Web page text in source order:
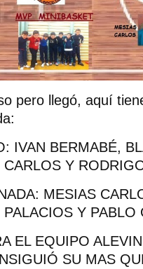
pero llegó, aquí
IVAN BERMABÉ,
Y
MESIAS
Y PABLO
EL EQUIPO
SU MAS